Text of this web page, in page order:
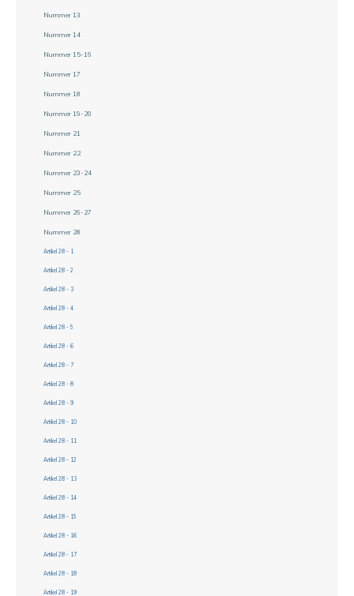
Nummer 13
Nummer 14
Nummer 15-16
Nummer 17
Nummer 18
Nummer 19-20
Nummer 21
Nummer 22
Nummer 23-24
Nummer 25
Nummer 26-27
Nummer 28
Artikel 28 - 1
Artikel 28 - 2
Artikel 28 - 3
Artikel 28 - 4
Artikel 28 - 5
Artikel 28 - 6
Artikel 28 - 7
Artikel 28 - 8
Artikel 28 - 9
Artikel 28 - 10
Artikel 28 - 11
Artikel 28 - 12
Artikel 28 - 13
Artikel 28 - 14
Artikel 28 - 15
Artikel 28 - 16
Artikel 28 - 17
Artikel 28 - 18
Artikel 28 - 19